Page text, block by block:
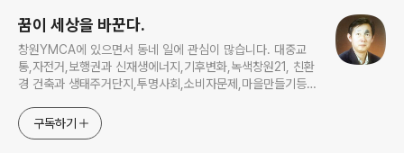
꿈이 세상을 바꾼다.
창원YMCA에 있으면서 동네 일에 관심이 많습니다. 대중교
통,자전거,보행권과 신재생에너지,기후변화,녹색창원21, 친환
경 건축과 생태주거단지,투명사회,소비자문제,마을만들기등...
구독하기